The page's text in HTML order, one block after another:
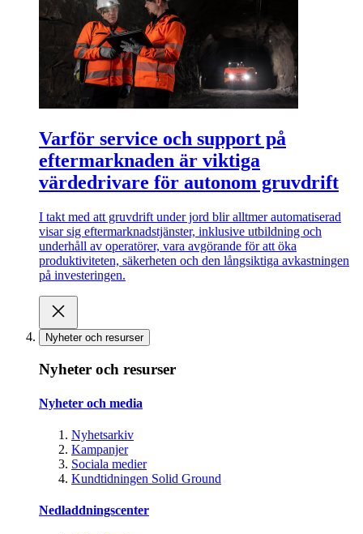
Varför service och support på
eftermarknaden är viktiga
värdedrivare för autonom gruvdrift
I takt med att gruvdrift under jord blir alltmer automatiserad
visar sig eftermarknadstjänster, inklusive utbildning och
underhåll av operatörer, vara avgörande för att öka
produktiviteten, säkerheten och den långsiktiga avkastningen
på investeringen.
Nyheter och resurser
Nyheter och resurser
Nyheter och media
Nyhetsarkiv
Kampanjer
Sociala medier
Kundtidningen Solid Ground
Nedladdningscenter